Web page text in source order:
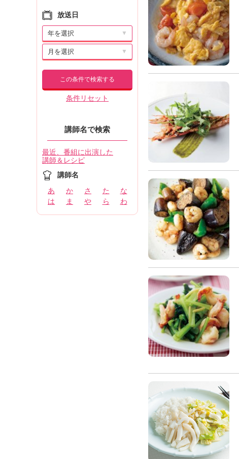
放送日
▼
▼
この条件で検索する
条件リセット
講師名で検索
最近、番組に出演した
講師＆レシピ
講師名
あ か さ た
な
は
ま や ら わ